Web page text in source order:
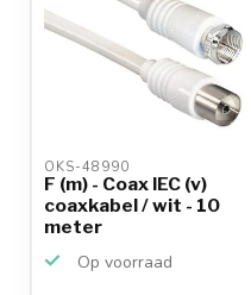
OKS-48990
F (m) - Coax IEC (v)
coaxkabel / wit - 10
meter
Op voorraad